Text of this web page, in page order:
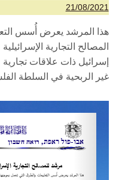
21/08/2021
هذا المرشد يعرض أُسس
المصالح التجارية
إسرائيل ذات علاقات
غير الربحية في السلطة